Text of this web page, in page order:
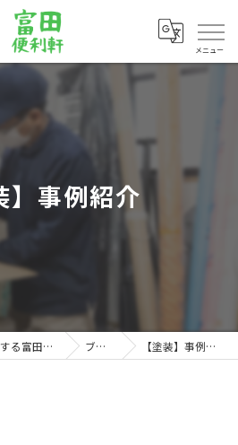
メニュー
】事例紹介
横浜で便利屋として活動する富田便利軒 ブログ 【塗装】事例紹介